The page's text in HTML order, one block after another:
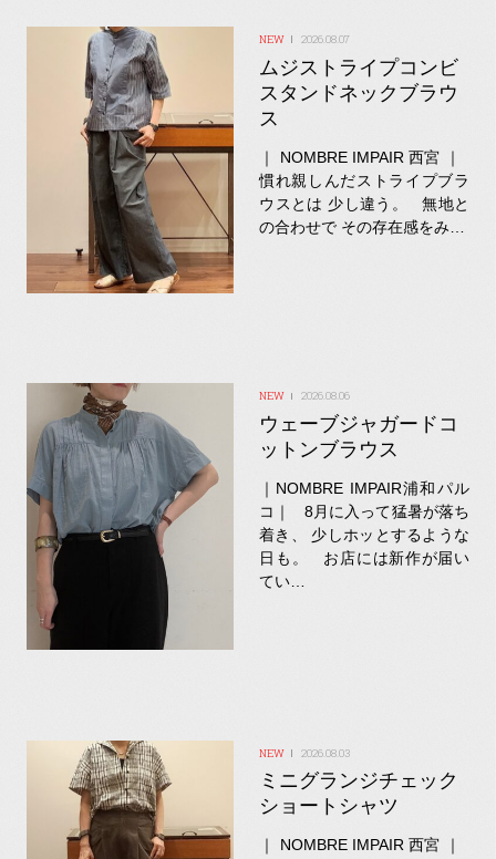
2026.08.07
ムジストライプコンビ
スタンドネックブラウ
ス
｜ NOMBRE IMPAIR 西宮 ｜
慣れ親しんだストライプブラ
ウスとは 少し違う。 無地と
の合わせで その存在感をみ…
2026.08.06
ウェーブジャガードコ
ットンブラウス
｜NOMBRE IMPAIR浦和パル
コ｜ 8月に入って猛暑が落ち
着き、 少しホッとするような
日も。 お店には新作が届い
てい…
2026.08.03
ミニグランジチェック
ショートシャツ
｜ NOMBRE IMPAIR 西宮 ｜